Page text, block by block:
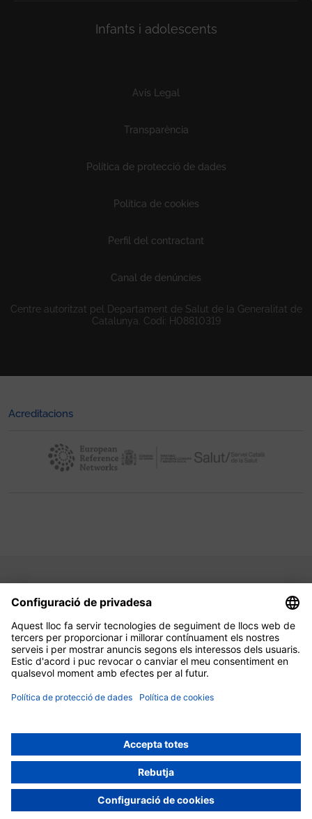
Infants i adolescents
Avís Legal
Transparència
Política de protecció de dades
Política de cookies
Perfil del contractant
Canal de denúncies
Centre autoritzat pel Departament de Salut de la Generalitat de
Catalunya. Codi: H08810319
Acreditacions